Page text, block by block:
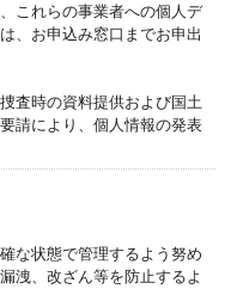
これらの事業者への個人デ
、お申込み窓口までお申出
査時の資料提供および国土
請により、個人情報の発表
な状態で管理するよう努め
洩、改ざん等を防止するよ